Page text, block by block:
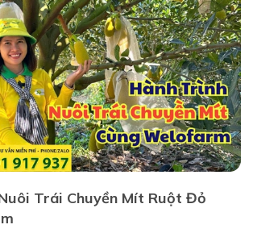
Trái Chuyền Mít Ruột Đỏ